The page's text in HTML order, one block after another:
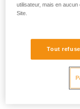
utilisateur, mais en
Site.
Tout